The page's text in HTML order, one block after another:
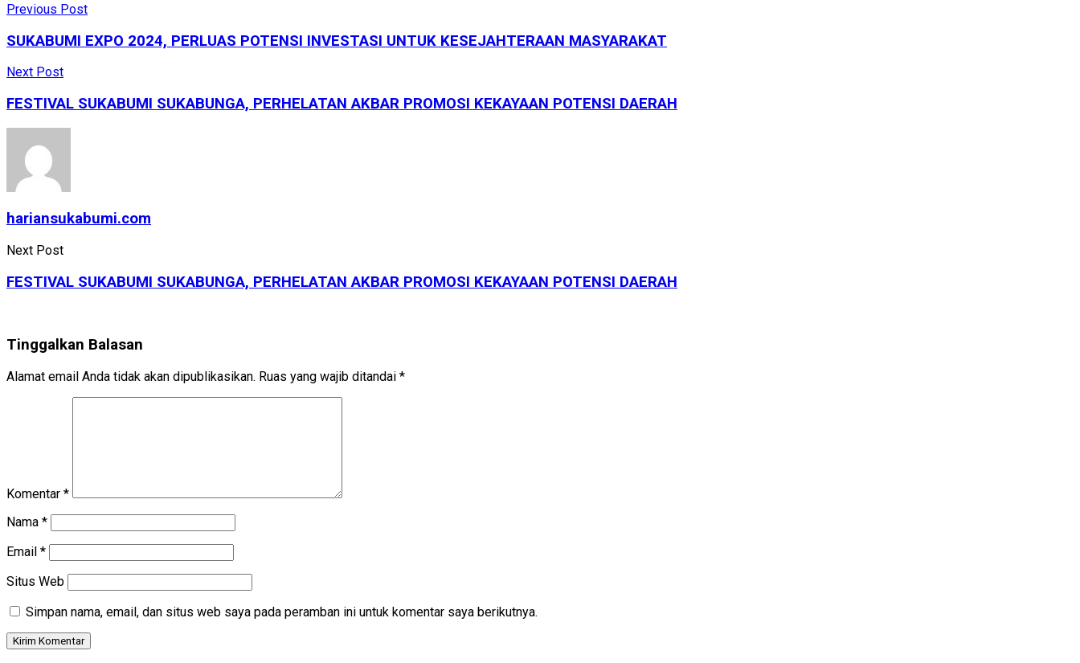
Previous Post
SUKABUMI EXPO 2024, PERLUAS POTENSI INVESTASI UNTUK KESEJAHTERAAN MASYARAKAT
Next Post
FESTIVAL SUKABUMI SUKABUNGA, PERHELATAN AKBAR PROMOSI KEKAYAAN POTENSI DAERAH
hariansukabumi.com
Next Post
FESTIVAL SUKABUMI SUKABUNGA, PERHELATAN AKBAR PROMOSI KEKAYAAN POTENSI DAERAH
Tinggalkan Balasan
Alamat email Anda tidak akan dipublikasikan. Ruas yang wajib ditandai *
Komentar *
Nama *
Email *
Situs Web
Simpan nama, email, dan situs web saya pada peramban ini untuk komentar saya berikutnya.